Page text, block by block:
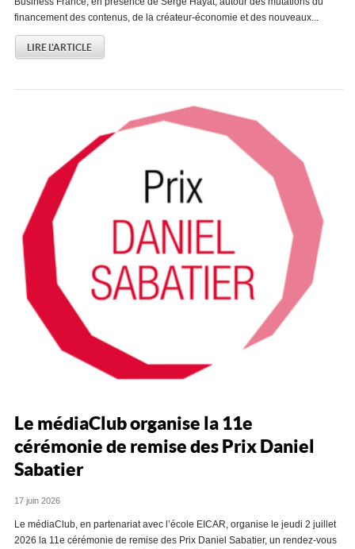
financement des contenus, de la créateur-économie et des nouveaux...
LIRE L'ARTICLE
Le médiaClub organise la 11e
cérémonie de remise des Prix Daniel
Sabatier
17 juin 2026
Le médiaClub, en partenariat avec l’école EICAR, organise le jeudi 2 juillet
2026 la 11e cérémonie de remise des Prix Daniel Sabatier, un rendez-vous